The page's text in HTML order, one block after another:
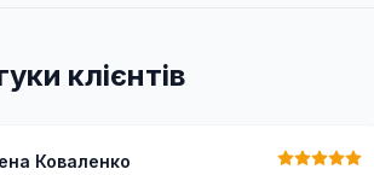
клієнтів
Коваленко